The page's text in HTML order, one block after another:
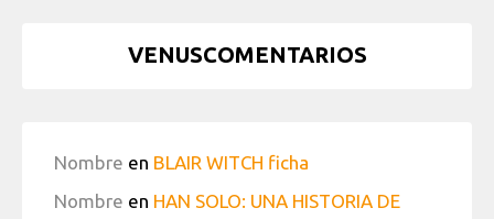
VENUSCOMENTARIOS
Nombre en BLAIR WITCH ficha
Nombre en HAN SOLO: UNA HISTORIA DE